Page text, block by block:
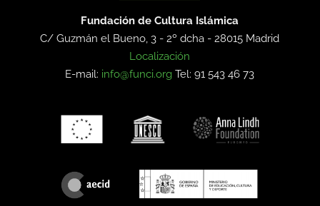
Fundación de Cultura Islámica
C/ Guzmán el Bueno, 3 - 2º dcha -28015 Madrid
Localización
E-mail: info@funci.org Tel: 91 543 46 73